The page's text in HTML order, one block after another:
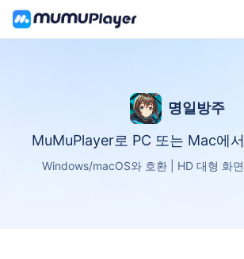
명일방주
MuMuPlayer로 PC 또는 Mac에
Windows/macOS와 호환 | HD 대형 화